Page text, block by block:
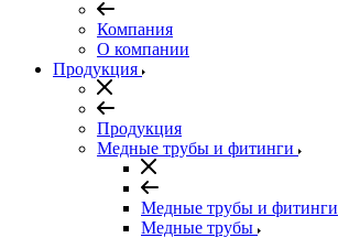
Компания
О компании
Продукция
Продукция
Медные трубы и фитинги
Медные трубы и фитинги
Медные трубы